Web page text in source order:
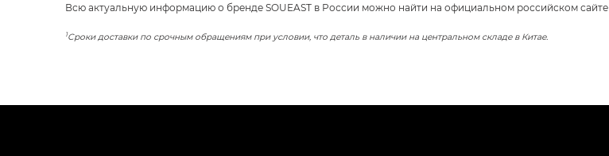
Всю актуальную информацию о бренде SOUEAST в России можно найти на официальном российском сайте
1Сроки доставки по срочным обращениям при условии, что деталь в наличии на центральном складе в Китае.